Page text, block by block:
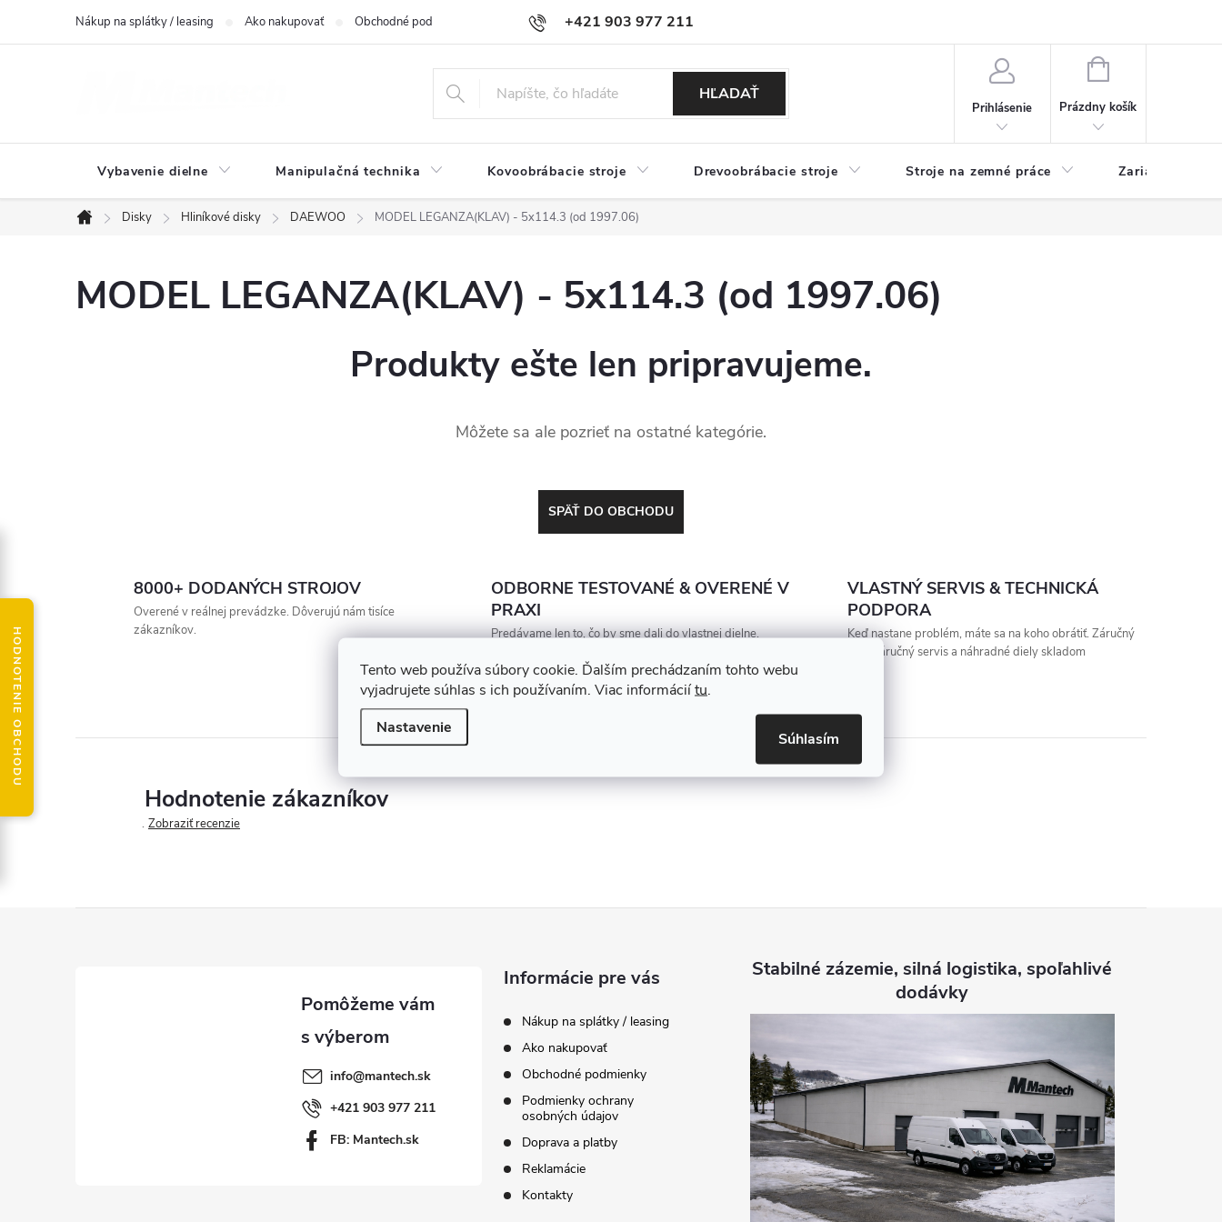
Tento web používa súbory cookie. Ďalším prechádzaním tohto webu
vyjadrujete súhlas s ich používaním. Viac informáciítu.
Nastavenie
Súhlasím
+421 903 977 211
Nákup na splátky / leasing Ako nakupovať Obchodné podmienky Podmienky ochrany osobných údajov
HĽADAŤ
Prihlásenie
NÁKUPNÝ
Prázdny košík
Vybavenie dielne Manipulačná technika Kovoobrábacie stroje Drevoobrábacie stroje Stroje na zemné práce Zariadenia na
Domov
Disky Hliníkové disky DAEWOO MODEL LEGANZA(KLAV) - 5x114.3 (od 1997.06)
MODEL LEGANZA(KLAV) - 5x114.3 (od 1997.06)
Produkty ešte len pripravujeme.
Môžete sa ale pozrieť na ostatné kategórie.
SPÄŤ DO OBCHODU
8000+ DODANÝCH STROJOV
Overené v reálnej prevádzke. Dôverujú nám tisíce
zákazníkov.
ODBORNE TESTOVANÉ & OVERENÉ V
PRAXI
Predávame len to, čo by sme dali do vlastnej dielne.
vydržal, zarábal a nesklamal
VLASTNÝ SERVIS & TECHNICKÁ
PODPORA
Keď nastane problém, máte sa na koho obrátiť. Záručný
aj pozáručný servis a náhradné diely skladom
Hodnotenie zákazníkov
Zobraziť recenzie
info@mantech.sk
+421 903 977 211
FB: Mantech.sk
Informácie pre vás
Nákup na splátky / leasing
Ako nakupovať
Obchodné podmienky
Podmienky ochrany
osobných údajov
Doprava a platby
Reklamácie
Kontakty
Stabilné zázemie, silná logistika, spoľahlivé
dodávky
HODNOTENIE OBCHODU